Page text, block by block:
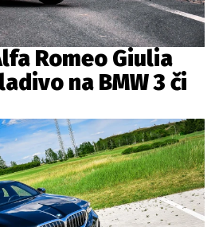
Romeo Giulia
na BMW 3 či